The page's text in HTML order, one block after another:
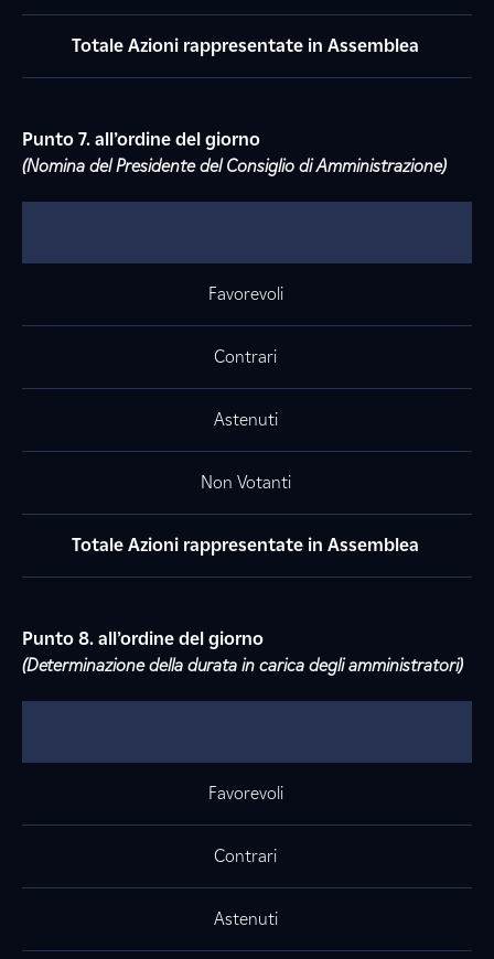
Totale Azioni rappresentate in Assemblea
Punto 7. all’ordine del giorno
(Nomina del Presidente del Consiglio di Amministrazione)
Favorevoli
Contrari
Astenuti
Non Votanti
Totale Azioni rappresentate in Assemblea
Punto 8. all’ordine del giorno
(Determinazione della durata in carica degli amministratori)
Favorevoli
Contrari
Astenuti